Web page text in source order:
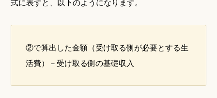
式に表すと、以下のようになります。
②で算出した金額（受け取る側が必要とする生
活費）－受け取る側の基礎収入